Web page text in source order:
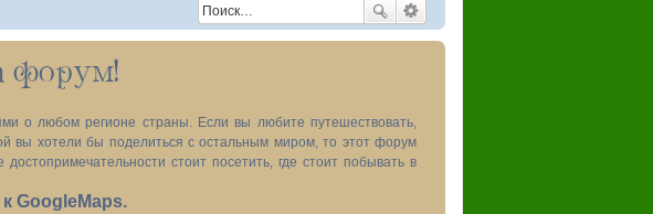
форум!
о любом регионе страны. Если вы любите путешествовать,
вы хотели бы поделиться с остальным миром, то этот форум
стоит посетить, где стоит побывать в
GoogleMaps.